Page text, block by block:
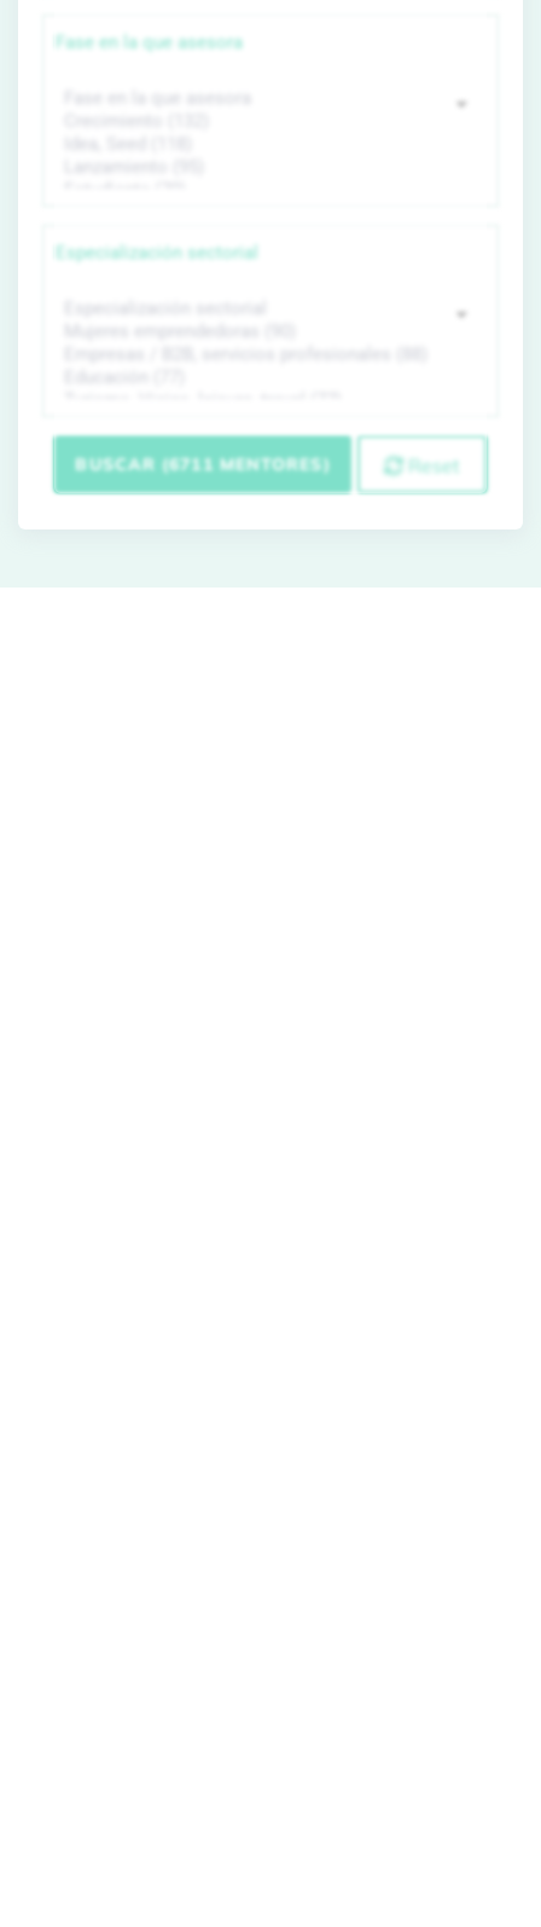
Fase en la que asesora
Especialización sectorial
BUSCAR (6711 MENTORES) Reset